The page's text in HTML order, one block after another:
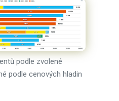
podle zvolené
podle cenových hladin